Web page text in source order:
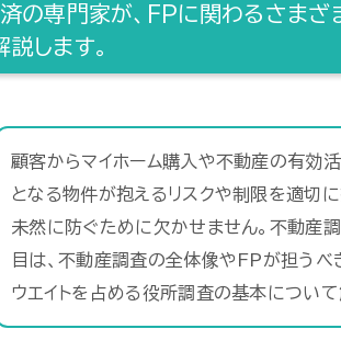
の専門家が、FPに関わるさまざ
します。
顧客からマイホーム購入や不動産の有効
となる物件が抱えるリスクや制限を適切
未然に防ぐために欠かせません。不動産
目は、不動産調査の全体像やFPが担うべ
ウエイトを占める役所調査の基本について